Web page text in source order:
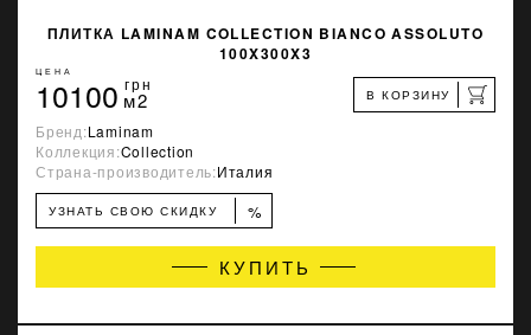
ПЛИТКА LAMINAM COLLECTION BIANCO ASSOLUTO
100X300X3
ЦЕНА
10100 грн
м2 В КОРЗИНУ
Бренд:Laminam
Коллекция:Collection
Страна-производитель:Италия
УЗНАТЬ СВОЮ СКИДКУ %
КУПИТЬ